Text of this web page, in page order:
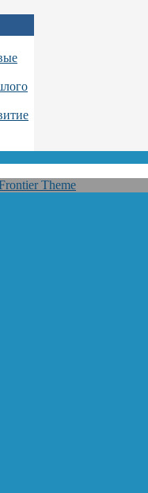
Theme